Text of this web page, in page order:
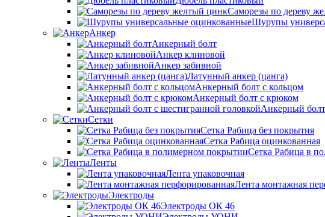
Саморезы по дереву
Шурупы
Анкер
Анкерный болт
Анкер клиновой
Анкер забивной
Латунный анкер (цанга)
Анкерный болт с кольцом
Анкерный болт с крюком
Анкерный
Сетки
Сетка Рабица без покрытия
Сетка Рабица оцинкованная
Сетка Рабица в
Ленты
Лента упаковочная
Лента монтажная
Электроды
Электроды ОК 46